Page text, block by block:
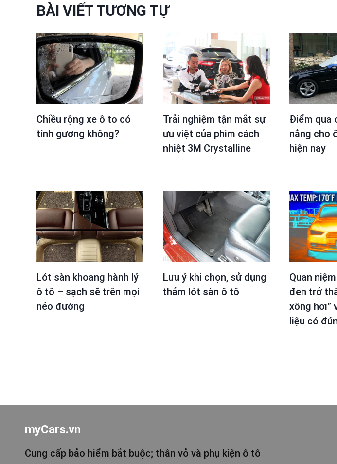
BÀI VIẾT TƯƠNG TỰ
Chiều rộng xe ô to có
tính gương không?
Trải nghiệm tận mắt sự
ưu việt của phim cách
nhiệt 3M Crystalline
Điểm qua
nắng cho
hiện nay
Lót sàn khoang hành lý
ô tô – sạch sẽ trên mọi
nẻo đường
Lưu ý khi chọn, sử dụng
thảm lót sàn ô tô
Quan
đen trở
xông hơi”
liệu có
myCars.vn
Cung cấp bảo hiểm bắt buộc; thân vỏ và phụ kiện ô tô